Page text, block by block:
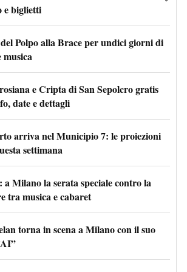
e biglietti
Polpo alla Brace per undici giorni di
musica
e Cripta di San Sepolcro gratis
date e dettagli
arriva nel Municipio 7: le proiezioni
settimana
Milano la serata speciale contro la
tra musica e cabaret
torna in scena a Milano con il suo